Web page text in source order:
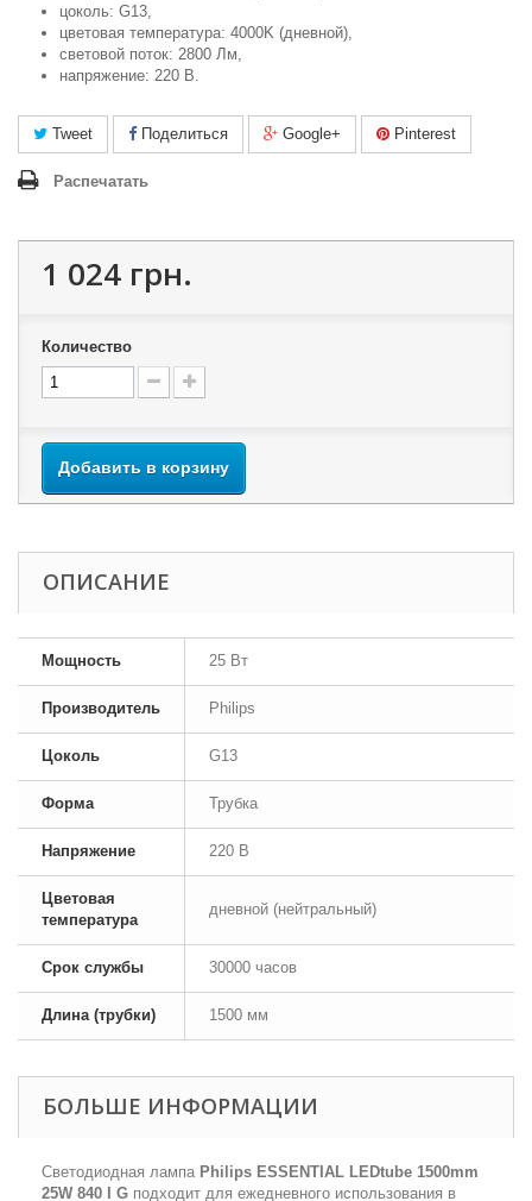
цоколь: G13,
цветовая температура: 4000K (дневной),
световой поток: 2800 Лм,
напряжение: 220 В.
Tweet Поделиться Google+ Pinterest
Распечатать
1 024 грн.
Количество
Добавить в корзину
ОПИСАНИЕ
Мощность 25 Вт
Производитель Philips
Цоколь G13
Форма Трубка
Напряжение 220 В
Цветовая
температура
дневной (нейтральный)
Срок службы 30000 часов
Длина (трубки) 1500 мм
БОЛЬШЕ ИНФОРМАЦИИ
Светодиодная лампа Philips ESSENTIAL LEDtube 1500mm
25W 840 I G подходит для ежедневного использования в